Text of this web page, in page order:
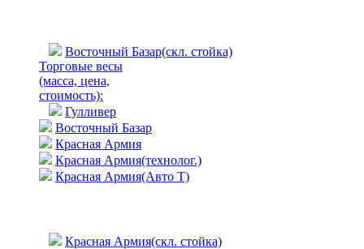
Восточный Базар(скл. стойка)
Торговые весы
(масса, цена,
стоимость):
Гулливер
Восточный Базар
Красная Армия
Красная Армия(технолог.)
Красная Армия(Авто Т)
Красная Армия(скл. стойка)